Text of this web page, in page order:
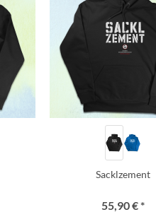
Sacklzement
55,90 € *